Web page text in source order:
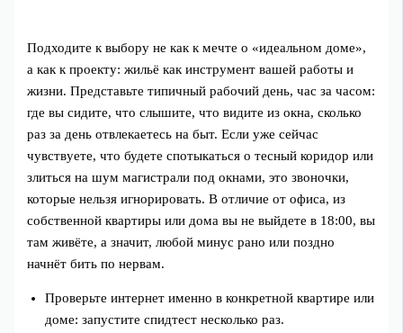
Подходите к выбору не как к мечте о «идеальном доме»,
а как к проекту: жильё как инструмент вашей работы и
жизни. Представьте типичный рабочий день, час за часом:
где вы сидите, что слышите, что видите из окна, сколько
раз за день отвлекаетесь на быт. Если уже сейчас
чувствуете, что будете спотыкаться о тесный коридор или
злиться на шум магистрали под окнами, это звоночки,
которые нельзя игнорировать. В отличие от офиса, из
собственной квартиры или дома вы не выйдете в 18:00, вы
там живёте, а значит, любой минус рано или поздно
начнёт бить по нервам.
Проверьте интернет именно в конкретной квартире или
доме: запустите спидтест несколько раз.